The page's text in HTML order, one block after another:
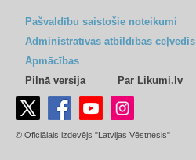
Pašvaldību saistošie noteikumi
Administratīvās atbildības ceļvedis
Apmācības
Pilnā versija
Par Likumi.lv
© Oficiālais izdevējs "Latvijas Vēstnesis"